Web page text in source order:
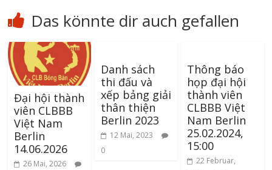
Das könnte dir auch gefallen
Đại hội thành
viên CLBBB
Việt Nam
Berlin
14.06.2026
26 Mai, 2026
Danh sách
thi đấu và
xếp bảng giải
thân thiện
Berlin 2023
12 Mai, 2023
0
Thông báo
họp đại hội
thành viên
CLBBB Việt
Nam Berlin
25.02.2024,
15:00
22 Februar,